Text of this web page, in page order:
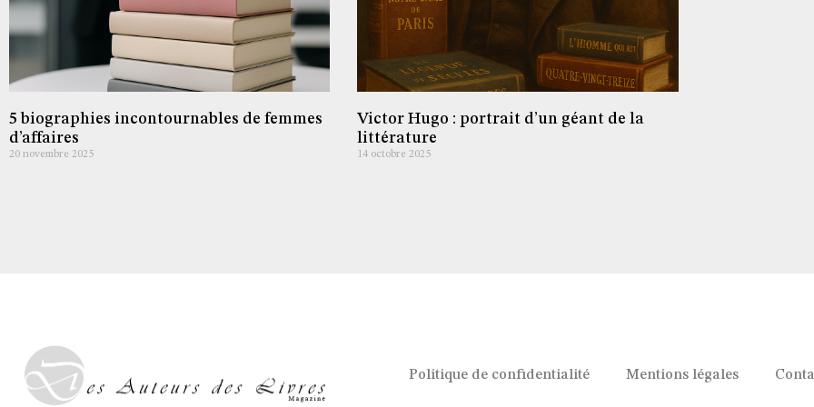
5 biographies incontournables de femmes
d’affaires
20 novembre 2025
Victor Hugo : portrait d’un géant de la
littérature
14 octobre 2025
Politique de confidentialité Mentions légales